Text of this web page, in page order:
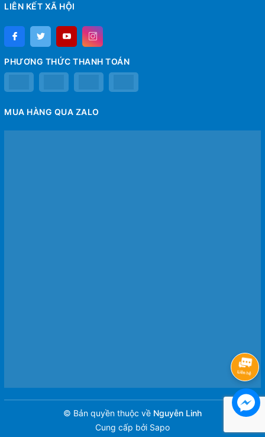
LIÊN KẾT XÃ HỘI
PHƯƠNG THỨC THANH TOÁN
MUA HÀNG QUA ZALO
© Bản quyền thuộc về Nguyễn Linh
Cung cấp bởi Sapo